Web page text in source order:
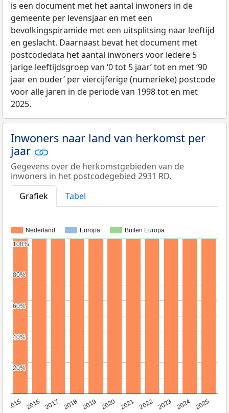
is een document met het aantal inwoners in de
gemeente per levensjaar en met een
bevolkingspiramide met een uitsplitsing naar leeftijd
en geslacht. Daarnaast bevat het document met
postcodedata het aantal inwoners voor iedere 5
jarige leeftijdsgroep van ‘0 tot 5 jaar’ tot en met ‘90
jaar en ouder’ per viercijferige (numerieke) postcode
voor alle jaren in de periode van 1998 tot en met
2025.
Inwoners naar land van herkomst per
jaar
Gegevens over de herkomstgebieden van de
inwoners in het postcodegebied 2931 RD.
Grafiek
Tabel
Nederland Europa Buiten Europa
2015 2016 2017 2018 2019 2020 2021 2022 2023 2024 2025
20%
20%
40%
40%
60%
60%
80%
80%
100%
100%